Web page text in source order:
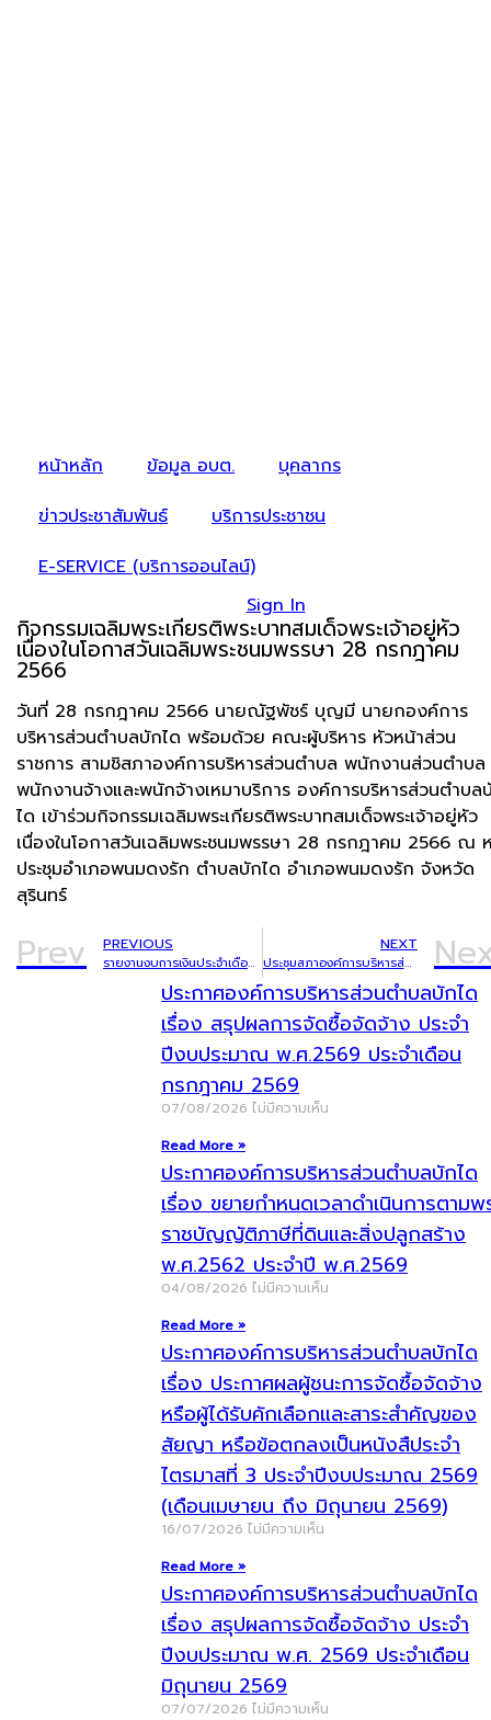
หน้าหลัก ข้อมูล อบต.
บุคลากร
ข่าวประชาสัมพันธ์
บริการประชาชน
E-SERVICE (บริการออนไลน์)
Sign In
กิจกรรมเฉลิมพระเกียรติพระบาทสมเด็จพระเจ้าอยู่หัว
เนื่องในโอกาสวันเฉลิมพระชนมพรรษา 28 กรกฎาคม
2566
วันที่ 28 กรกฎาคม 2566 นายณัฐพัชร์ บุญมี นายกองค์การ
บริหารส่วนตำบลบักได พร้อมด้วย คณะผู้บริหาร หัวหน้าส่วน
ราชการ สามชิสภาองค์การบริหารส่วนตำบล พนักงานส่วนตำบล
พนักงานจ้างและพนักจ้างเหมาบริการ องค์การบริหารส่วนตำบล
ได เข้าร่วมกิจกรรมเฉลิมพระเกียรติพระบาทสมเด็จพระเจ้าอยู่หัว
เนื่องในโอกาสวันเฉลิมพระชนมพรรษา 28 กรกฎาคม 2566 ณ
ประชุมอำเภอพนมดงรัก ตำบลบักได อำเภอพนมดงรัก จังหวัด
สุรินทร์
Prev PREVIOUS
รายงานงบการเงินประจำเดือน กรกฎาคม 2566
NEXT
ประชุมสภาองค์การบริหารส่วนตำบลบักได สมัยสามัญประจำปี พ.ศ. 2566 สมัยที่ 3/2566 ครั้งที่ 1
ประกาศองค์การบริหารส่วนตำบลบักได
เรื่อง สรุปผลการจัดซื้อจัดจ้าง ประจำ
ปีงบประมาณ พ.ศ.2569 ประจำเดือน
กรกฎาคม 2569
07/08/2026 ไม่มีความเห็น
Read More »
ประกาศองค์การบริหารส่วนตำบลบักได
เรื่อง ขยายกำหนดเวลาดำเนินการตามพ
ราชบัญญัติภาษีที่ดินและสิ่งปลูกสร้าง
พ.ศ.2562 ประจำปี พ.ศ.2569
04/08/2026 ไม่มีความเห็น
Read More »
ประกาศองค์การบริหารส่วนตำบลบักได
เรื่อง ประกาศผลผู้ชนะการจัดซื้อจัดจ้าง
หรือผู้ได้รับคักเลือกและสาระสำคัญของ
สัยญา หรือข้อตกลงเป็นหนังสืประจำ
ไตรมาสที่ 3 ประจำปีงบประมาณ 2569
(เดือนเมษายน ถึง มิถุนายน 2569)
16/07/2026 ไม่มีความเห็น
Read More »
ประกาศองค์การบริหารส่วนตำบลบักได
เรื่อง สรุปผลการจัดซื้อจัดจ้าง ประจำ
ปีงบประมาณ พ.ศ. 2569 ประจำเดือน
มิถุนายน 2569
07/07/2026 ไม่มีความเห็น